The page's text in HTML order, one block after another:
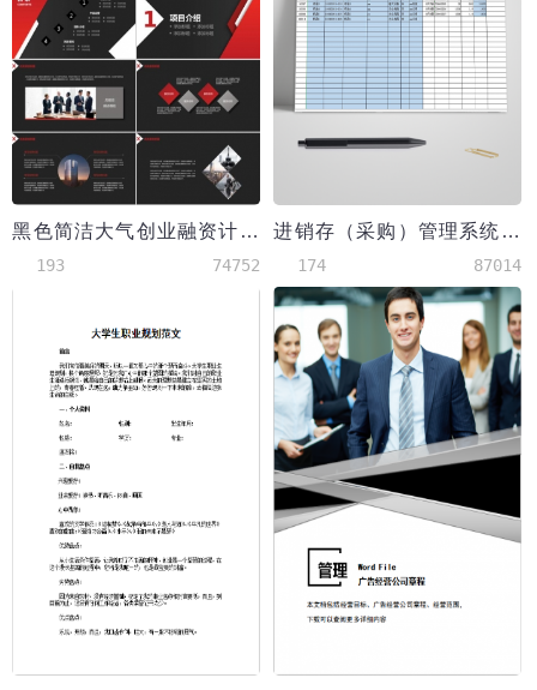
黑色简洁大气创业融资计划书PPT模板
193 74752
进销存（采购）管理系统excel表模板
174 87014